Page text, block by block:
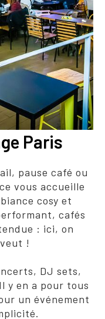
Paris
pause café ou
vous accueille
cosy et
cafés
: ici, on
!
DJ sets,
y en a pour tous
un événement